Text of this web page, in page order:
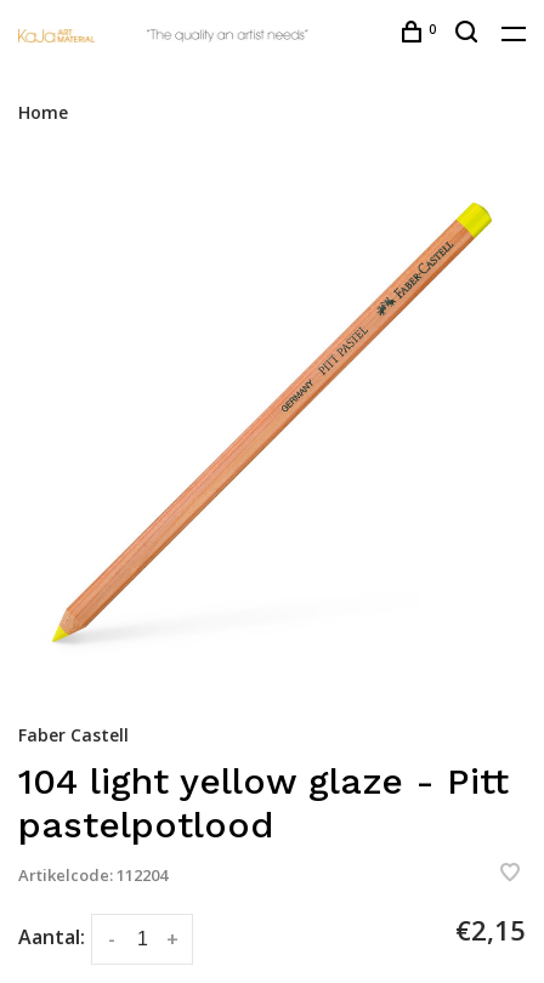
0
Home
Faber Castell
104 light yellow glaze - Pitt
pastelpotlood
Artikelcode:112204
Aantal: +
- €2,15